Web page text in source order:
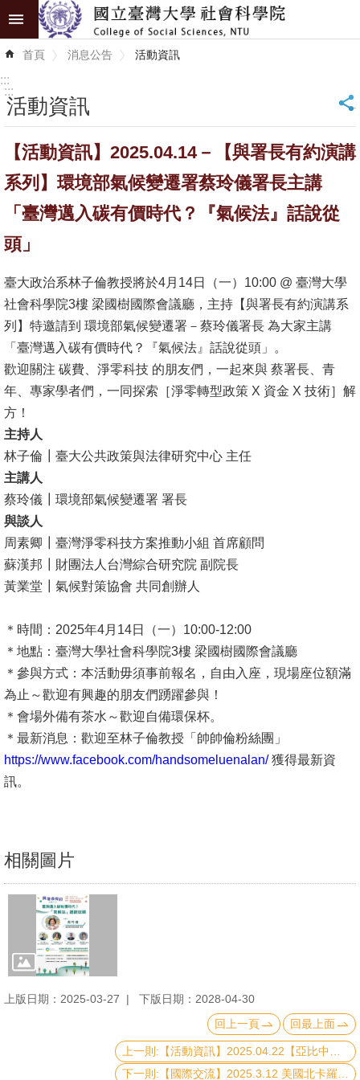
跳到主要內容區塊
進
階
識
學
學
術
單
位
研
究
消
息
公
告
國
際
化
高
教
耕
辦
法
及
文
件
心
學
教
研
首頁 消息公告 活動資訊
:::
:::
活動資訊 _
【活動資訊】2025.04.14－【與署長有約演講
系列】環境部氣候變遷署蔡玲儀署長主講
「臺灣邁入碳有價時代？『氣候法』話說從
頭」
臺大政治系林子倫教授將於4月14日（一）10:00 @ 臺灣大學
社會科學院3樓 梁國樹國際會議廳，主持【與署長有約演講系
列】特邀請到 環境部氣候變遷署－蔡玲儀署長 為大家主講
「臺灣邁入碳有價時代？『氣候法』話說從頭」。
歡迎關注 碳費、淨零科技 的朋友們，一起來與 蔡署長、青
年、專家學者們，一同探索［淨零轉型政策 X 資金 X 技術］解
方！
主持人
林子倫┃臺大公共政策與法律研究中心 主任
主講人
蔡玲儀┃環境部氣候變遷署 署長
與談人
周素卿┃臺灣淨零科技方案推動小組 首席顧問
蘇漢邦┃財團法人台灣綜合研究院 副院長
黃業堂┃氣候對策協會 共同創辦人
＊時間：2025年4月14日（一）10:00-12:00
＊地點：臺灣大學社會科學院3樓 梁國樹國際會議廳
＊參與方式：本活動毋須事前報名，自由入座，現場座位額滿
為止～歡迎有興趣的朋友們踴躍參與！
＊會場外備有茶水～歡迎自備環保杯。
＊最新消息：歡迎至林子倫教授「帥帥倫粉絲團」
https://www.facebook.com/handsomeluenalan/獲得最新資
訊。
相關圖片
上版日期：2025-03-27
下版日期：2028-04-30
回上一頁
回最上面